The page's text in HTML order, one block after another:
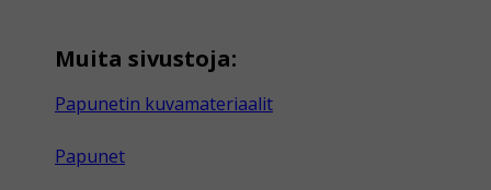
Muita sivustoja:
Papunetin kuvamateriaalit
Papunet